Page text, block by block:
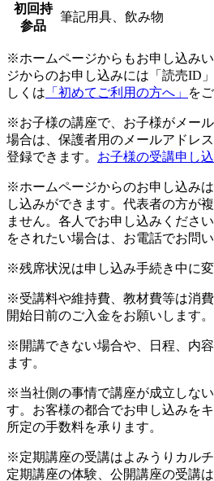
初回持
参品
筆記用具、飲み物
※ホームページからもお申し込み
ジからのお申し込みには「読売ID
しくは 「初めてご利用の方へ」 を
※お子様の講座で、お子様がメー
場合は、保護者用のメールアドレ
登録できます。 お子様の受講申し
※ホームページからのお申し込み
し込みができます。代表者の方が
ません。各人でお申し込みくださ
をされたい場合は、お電話でお問
※残席状況は申し込み手続き中に変
※受講料や維持費、教材費等は消
開始日前のご入金をお願いします。
※開講できない場合や、日程、内
ます。
※当社側の事情で講座が成立しな
す。お客様の都合でお申し込みを
所定の手数料を承ります。
※定期講座の受講はよみうりカルチ
定期講座の体験、公開講座の受講